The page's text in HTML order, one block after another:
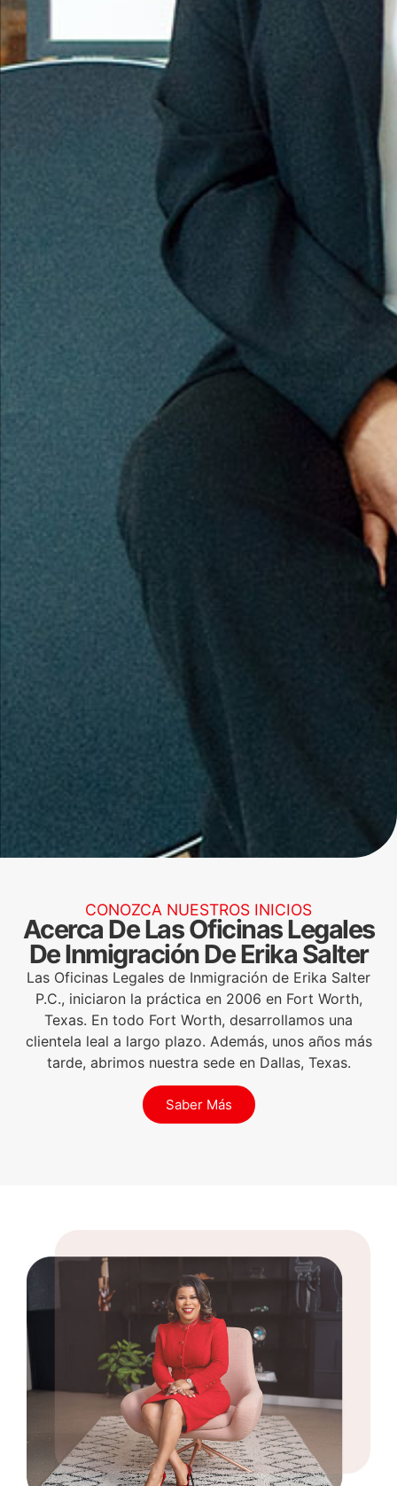
CONOZCA NUESTROS INICIOS
Acerca De Las Oficinas Legales
De Inmigración De Erika Salter
Las Oficinas Legales de Inmigración de Erika Salter
P.C., iniciaron la práctica en 2006 en Fort Worth,
Texas. En todo Fort Worth, desarrollamos una
clientela leal a largo plazo. Además, unos años más
tarde, abrimos nuestra sede en Dallas, Texas.
Saber Más